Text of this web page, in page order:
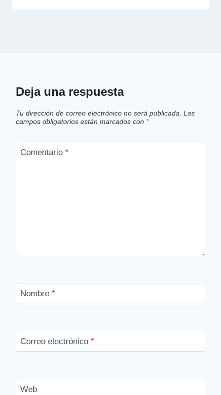
Deja una respuesta
Tu dirección de correo electrónico no será publicada. Los
campos obligatorios están marcados con *
Comentario *
Nombre *
Correo electrónico *
Web